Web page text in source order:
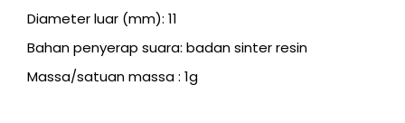
Diameter luar (mm): 11
Bahan penyerap suara: badan sinter resin
Massa/satuan massa : 1g